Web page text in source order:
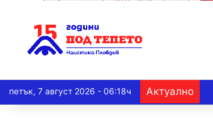
петък, 7 август 2026 - 06:18ч Актуално